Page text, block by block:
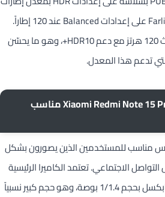
Extreme، كما تعمل Farlight84 على إعدادات Balanced عند 120 إطاراً.
تعمل الشاشة بمعدل تحديث 120 هرتز مع دعم HDR10+، وهو ما يحسّن
تدعم هذا المعدل.
هل موبايل Xiaomi Redmi Note 15 Pro Plus 5G مناسب
نوت 15 برو بلس مناسب للمستخدمين الذين يصورون بشكل
الاجتماعي. تعتمد الكاميرا الرئيسية
على حساس بدقة 200 ميجابكسل بحجم 1/1.4 بوصة، وهو حجم كبير نسبياً